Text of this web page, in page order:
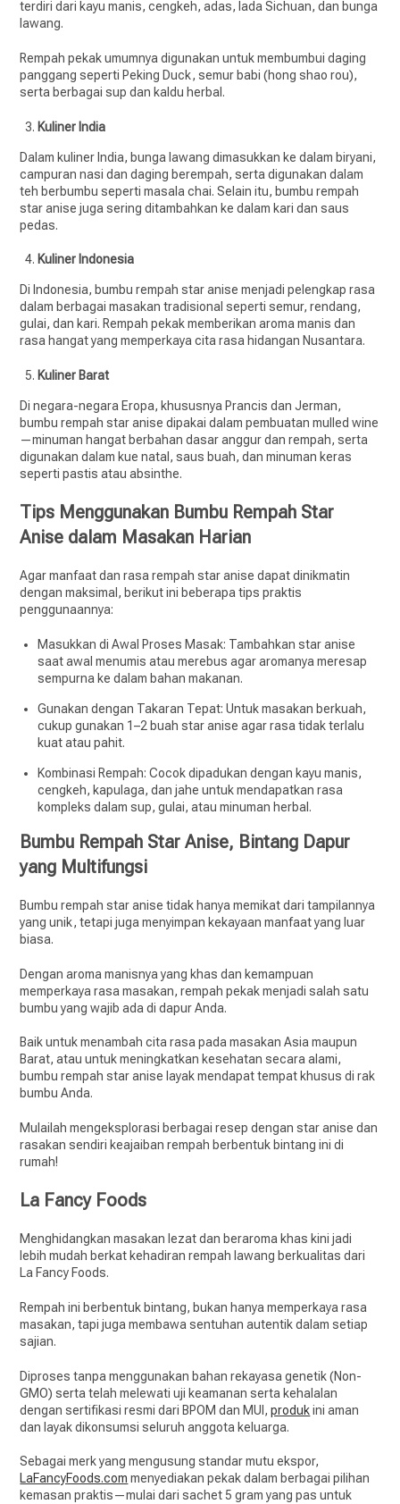
terdiri dari kayu manis, cengkeh, adas, lada Sichuan, dan bunga
lawang.
Rempah pekak umumnya digunakan untuk membumbui daging
panggang seperti Peking Duck, semur babi (hong shao rou),
serta berbagai sup dan kaldu herbal.
Kuliner India
Dalam kuliner India, bunga lawang dimasukkan ke dalam biryani,
campuran nasi dan daging berempah, serta digunakan dalam
teh berbumbu seperti masala chai. Selain itu, bumbu rempah
star anise juga sering ditambahkan ke dalam kari dan saus
pedas.
Kuliner Indonesia
Di Indonesia, bumbu rempah star anise menjadi pelengkap rasa
dalam berbagai masakan tradisional seperti semur, rendang,
gulai, dan kari. Rempah pekak memberikan aroma manis dan
rasa hangat yang memperkaya cita rasa hidangan Nusantara.
Kuliner Barat
Di negara-negara Eropa, khususnya Prancis dan Jerman,
bumbu rempah star anise dipakai dalam pembuatan mulled wine
—minuman hangat berbahan dasar anggur dan rempah, serta
digunakan dalam kue natal, saus buah, dan minuman keras
seperti pastis atau absinthe.
Tips Menggunakan Bumbu Rempah Star
Anise dalam Masakan Harian
Agar manfaat dan rasa rempah star anise dapat dinikmatin
dengan maksimal, berikut ini beberapa tips praktis
penggunaannya:
Masukkan di Awal Proses Masak: Tambahkan star anise
saat awal menumis atau merebus agar aromanya meresap
sempurna ke dalam bahan makanan.
Gunakan dengan Takaran Tepat: Untuk masakan berkuah,
cukup gunakan 1–2 buah star anise agar rasa tidak terlalu
kuat atau pahit.
Kombinasi Rempah: Cocok dipadukan dengan kayu manis,
cengkeh, kapulaga, dan jahe untuk mendapatkan rasa
kompleks dalam sup, gulai, atau minuman herbal.
Bumbu Rempah Star Anise, Bintang Dapur
yang Multifungsi
Bumbu rempah star anise tidak hanya memikat dari tampilannya
yang unik, tetapi juga menyimpan kekayaan manfaat yang luar
biasa.
Dengan aroma manisnya yang khas dan kemampuan
memperkaya rasa masakan, rempah pekak menjadi salah satu
bumbu yang wajib ada di dapur Anda.
Baik untuk menambah cita rasa pada masakan Asia maupun
Barat, atau untuk meningkatkan kesehatan secara alami,
bumbu rempah star anise layak mendapat tempat khusus di rak
bumbu Anda.
Mulailah mengeksplorasi berbagai resep dengan star anise dan
rasakan sendiri keajaiban rempah berbentuk bintang ini di
rumah!
La Fancy Foods
Menghidangkan masakan lezat dan beraroma khas kini jadi
lebih mudah berkat kehadiran rempah lawang berkualitas dari
La Fancy Foods.
Rempah ini berbentuk bintang, bukan hanya memperkaya rasa
masakan, tapi juga membawa sentuhan autentik dalam setiap
sajian.
Diproses tanpa menggunakan bahan rekayasa genetik (Non-
GMO) serta telah melewati uji keamanan serta kehalalan
dengan sertifikasi resmi dari BPOM dan MUI,produkini aman
dan layak dikonsumsi seluruh anggota keluarga.
Sebagai merk yang mengusung standar mutu ekspor,
LaFancyFoods.com menyediakan pekak dalam berbagai pilihan
kemasan praktis—mulai dari sachet 5 gram yang pas untuk